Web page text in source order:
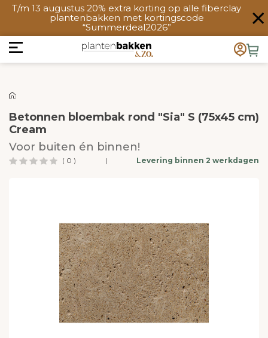
T/m 13 augustus 20% extra korting op alle fiberclay
plantenbakken met kortingscode
“Summerdeal2026”
Betonnen bloembak rond "Sia" S (75x45 cm)
Cream
Voor buiten én binnen!
( 0 ) | Levering binnen 2 werkdagen